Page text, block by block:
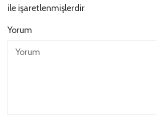
ile işaretlenmişlerdir
Yorum